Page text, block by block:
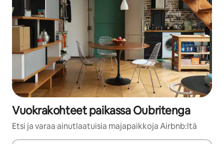
Vuokrakohteet paikassa Oubritenga
Etsi ja varaa ainutlaatuisia majapaikkoja Airbnb:ltä